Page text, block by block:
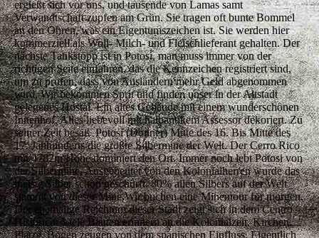
ergießt sich vor uns, und tausende von Lamas samt
Verwandtschaft zupfen am Grün. Sie tragen oft bunte Bommel
an den Ohren, was ein Eigentumszeichen ist. Sie werden hier
kommerziell als Woll- Milch- und Fleischlieferant gehalten. Der
nächste Tankstopp ist in Potosi, man muss immer von der
richtigen Seite einfahren, das die Kennzeichen registriert sind,
um zu prüfen, dass von Ausländern mehr Geld abgenommen
wird. Wir bekommen Sprit und finden unser in der Altstadt
gelegenes Hostal. Ein altes Gebäude mit einem wunderschönen
Innenhof. Alles liebevoll mit halbantikem Assessor dekoriert. Zu
seiner Zeit besaß Potosi (Donner) Mitte des 16. Bis Mitte des
17. Jahhunderts die größte Silbermine der Welt. Der Cerro Rico
mit 4782m Höhe dominiert den Ort. Immer noch lebt Potosi von
der Silbermine. Ausgebeutet von den Kolonialherren wurde das
meiste Silber schon geschürft. 80% allen Silbers auf der Welt
stammt von dieser Mine.Wir buchen eine Minentour für morgen.
Der ehemalige Reichtum dieser Stadt zeigt sich in dem Centro
Historico. Viele Bauten erinnern an die Kolonialzeit. Kirchen,
Plätze, Bögen zeugen von dem spanischen Einfluss. Eigentlich